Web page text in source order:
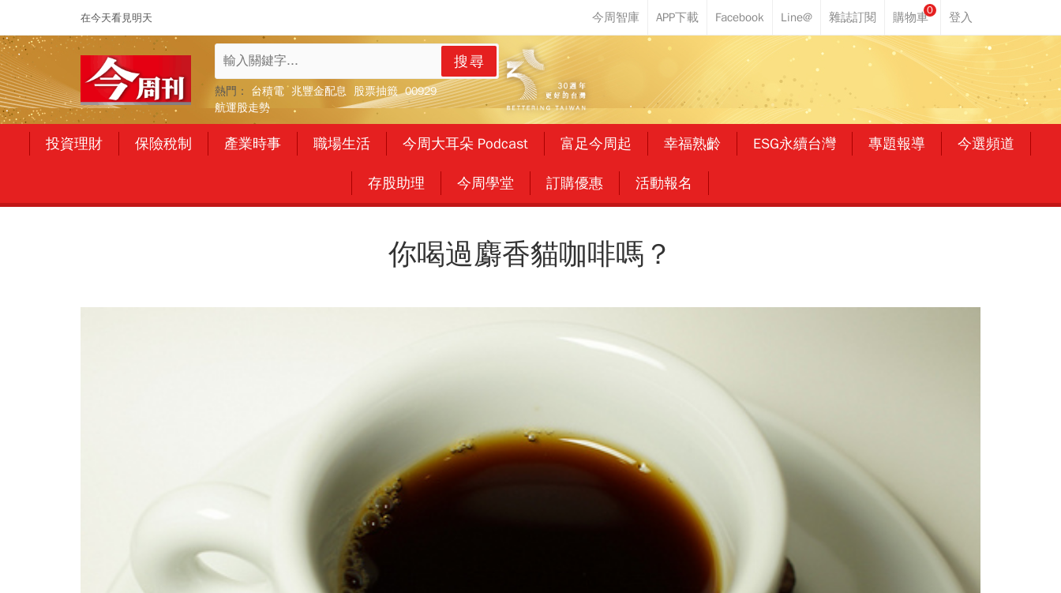
在今天看見明天
0
搜尋
熱門： 台積電 兆豐金配息 股票抽籤 00929
航運股走勢
投資理財 保險稅制 產業時事 職場生活 今周大耳朵 Podcast 富足今周起 幸福熟齡 ESG永續台灣 專題報導 今選頻道
存股助理 今周學堂 訂購優惠 活動報名
你喝過麝香貓咖啡嗎？